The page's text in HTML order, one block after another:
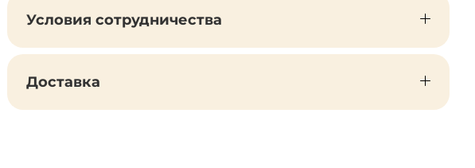
Условия сотрудничества
Доставка